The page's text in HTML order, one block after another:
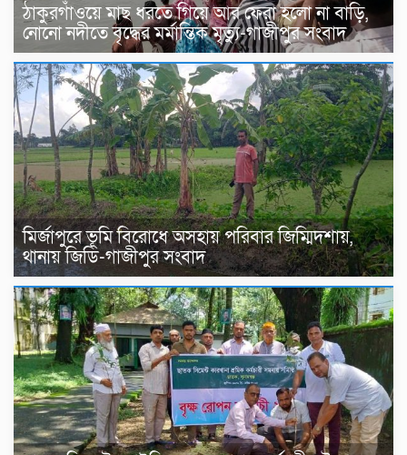
ঠাকুরগাঁওয়ে মাছ ধরতে গিয়ে আর ফেরা হলো না বাড়ি,
নোনো নদীতে বৃদ্ধের মর্মান্তিক মৃত্যু-গাজীপুর সংবাদ
মির্জাপুরে ভূমি বিরোধে অসহায় পরিবার জিম্মিদশায়,
থানায় জিডি-গাজীপুর সংবাদ